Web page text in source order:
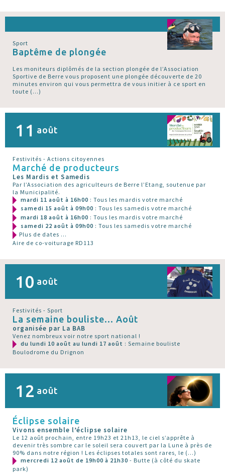
Sport
Baptême de plongée
Les moniteurs diplômés de la section plongée de l’Association
Sportive de Berre vous proposent une plongée découverte de 20
minutes environ qui vous permettra de vous initier à ce sport en
toute (…)
11 août
Festivités - Actions citoyennes
Marché de producteurs
Les Mardis et Samedis
Par l’Association des agriculteurs de Berre l’Etang, soutenue par
la Municipalité.
mardi 11 août à 16h00 : Tous les mardis votre marché
samedi 15 août à 09h00 : Tous les samedis votre marché
mardi 18 août à 16h00 : Tous les mardis votre marché
samedi 22 août à 09h00 : Tous les samedis votre marché
Plus de dates ...
Aire de co-voiturage RD113
10 août
Festivités - Sport
La semaine bouliste... Août
organisée par La BAB
Venez nombreux voir notre sport national !
du lundi 10 août au lundi 17 août : Semaine bouliste
Boulodrome du Drignon
12 août
Éclipse solaire
Vivons ensemble l’éclipse solaire
Le 12 août prochain, entre 19h23 et 21h13, le ciel s’apprête à
devenir très sombre car le soleil sera couvert par la Lune à près de
90% dans notre région ! Les éclipses totales sont rares, le (…)
mercredi 12 août de 19h00 à 21h30 - Butte (à côté du skate
park)